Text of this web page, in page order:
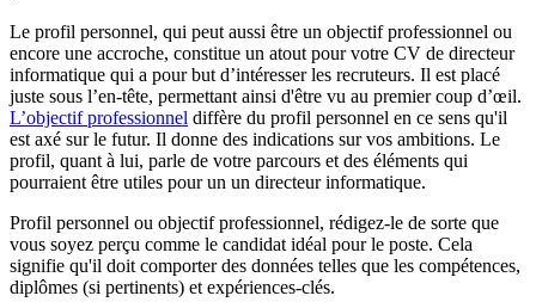
Le profil personnel, qui peut aussi être un objectif professionnel ou
encore une accroche, constitue un atout pour votre CV de directeur
informatique qui a pour but d’intéresser les recruteurs. Il est placé
juste sous l’en-tête, permettant ainsi d'être vu au premier coup d’œil.
L’objectif professionnel diffère du profil personnel en ce sens qu'il
est axé sur le futur. Il donne des indications sur vos ambitions. Le
profil, quant à lui, parle de votre parcours et des éléments qui
pourraient être utiles pour un un directeur informatique.
Profil personnel ou objectif professionnel, rédigez-le de sorte que
vous soyez perçu comme le candidat idéal pour le poste. Cela
signifie qu'il doit comporter des données telles que les compétences,
diplômes (si pertinents) et expériences-clés.